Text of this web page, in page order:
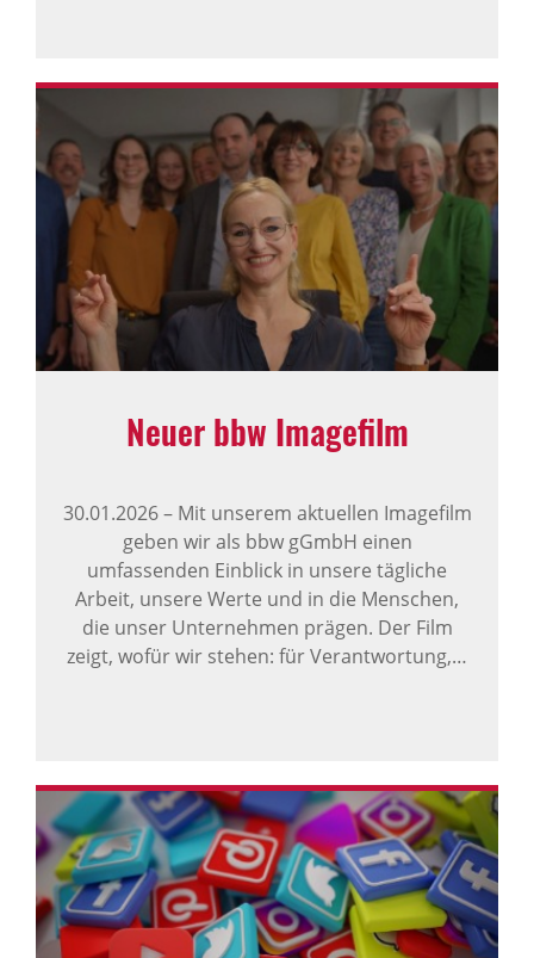
Neuer bbw Imagefilm
30.01.2026–Mit unserem aktuellen Imagefilm
geben wir als bbw gGmbH einen
umfassenden Einblick in unsere tägliche
Arbeit, unsere Werte und in die Menschen,
die unser Unternehmen prägen. Der Film
zeigt, wofür wir stehen: für Verantwortung,…